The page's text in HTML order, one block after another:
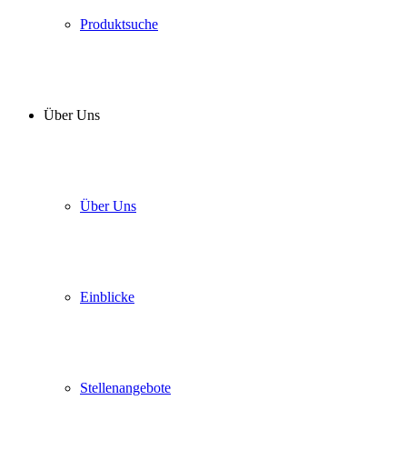
Produktsuche
Über Uns
Über Uns
Einblicke
Stellenangebote